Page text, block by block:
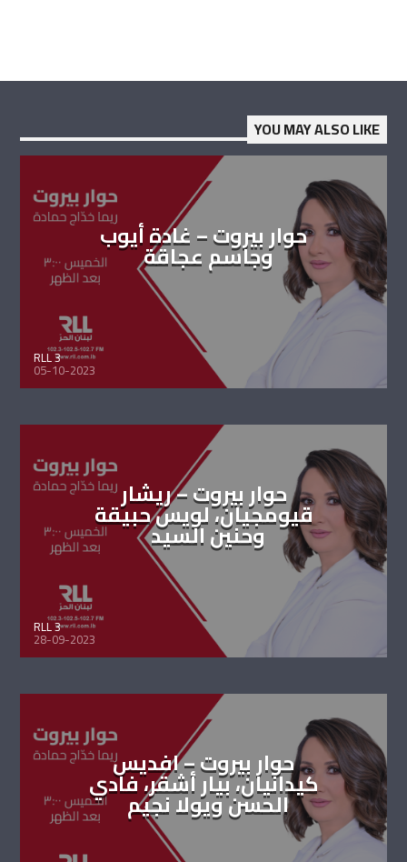
YOU MAY ALSO LIKE
حوار بيروت – غادة أيوب
وجاسم عجاقة
RLL 3
05-10-2023
حوار بيروت – ريشار
قيومجيان، لويس حبيقة
وحنين السيد
RLL 3
28-09-2023
حوار بيروت – افديس
كيدانيان، بيار أشقر، فادي
الحسن ويولا نجيم